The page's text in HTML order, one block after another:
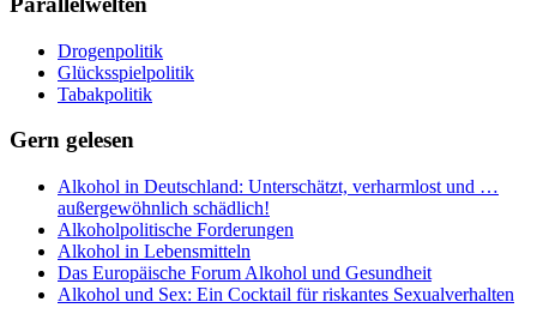
Drogenpolitik
Glücksspielpolitik
Tabakpolitik
Gern gelesen
Alkohol in Deutschland: Unterschätzt, verharmlost und …
außergewöhnlich schädlich!
Alkoholpolitische Forderungen
Alkohol in Lebensmitteln
Das Europäische Forum Alkohol und Gesundheit
Alkohol und Sex: Ein Cocktail für riskantes Sexualverhalten